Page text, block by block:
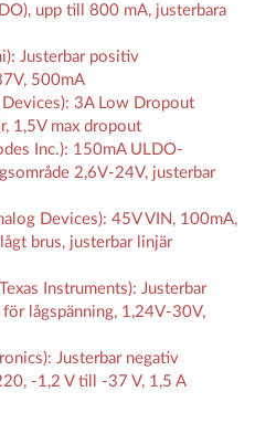
upp till 800 mA, justerbara
Justerbar positiv
500mA
3A Low Dropout
1,5V max dropout
Inc.): 150mA ULDO-
2,6V-24V, justerbar
Devices): 45V VIN, 100mA,
brus, justerbar linjär
Instruments): Justerbar
lågspänning, 1,24V-30V,
Justerbar negativ
-1,2 V till -37 V, 1,5 A